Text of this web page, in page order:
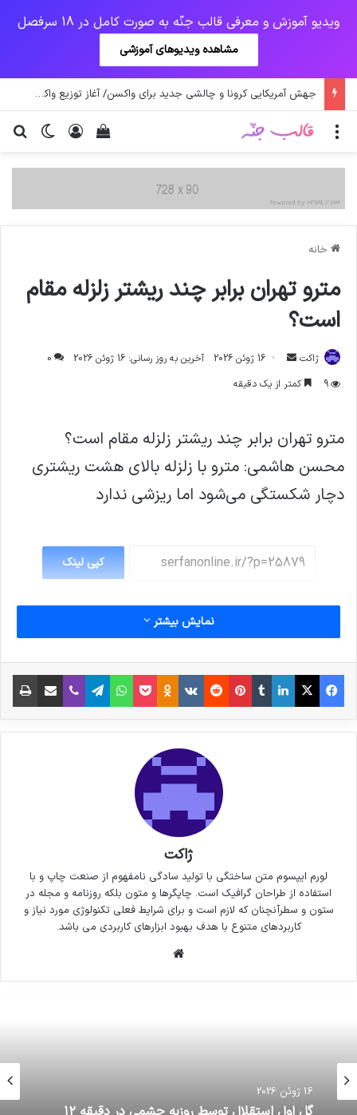
ویدیو آموزش و معرفی قالب جنّه به صورت کامل در 18 سرفصل
مشاهده ویدیوهای آموزشی
یک‌چهارم مرگ‌های روزانه کرونا در خوزستان / نگرانی از گسترش ویروس انگلیسی در تهران
تغییر ورود
دیدن سبد خرید منو
خانه
مترو تهران برابر چند ریشتر زلزله مقام
است؟
ژاکت
ارسال
ایمیل
16 ژوئن 2026 آخرین به روز رسانی: 16 ژوئن 2026
0
9
کمتر از یک دقیقه
مترو تهران برابر چند ریشتر زلزله مقام است؟
محسن هاشمی: مترو با زلزله بالای هشت ریشتری
دچار شکستگی می‌شود اما ریزشی ندارد
کپی لینک
نمایش بیشتر
فیس بوک X لینکدین
‫تامبلر‫پین‌ترست
‫رددیت‫VKontakte
‫Odnoklassniki
پاکتواتس آپ تلگراموایبر اشتراک گذاری از طریق ایمیل
ژاکت
لورم ایپسوم متن ساختگی با تولید سادگی نامفهوم از صنعت چاپ و با
استفاده از طراحان گرافیک است. چاپگرها و متون بلکه روزنامه و مجله در
ستون و سطرآنچنان که لازم است و برای شرایط فعلی تکنولوژی مورد نیاز و
کاربردهای متنوع با هدف بهبود ابزارهای کاربردی می باشد.
16 ژوئن 2026